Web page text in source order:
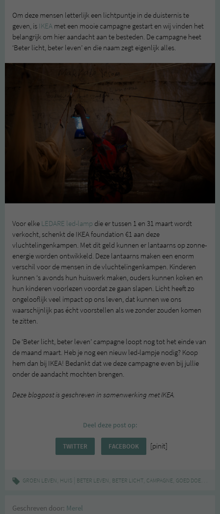
Om deze mensen letterlijk een lichtpuntje in de duisternis te
geven, is IKEA met een mooie campagne gestart en wij vinden het
belangrijk om hier aandacht aan te besteden. De campagne heet
‘Beter licht, beter leven’ en die naam zegt eigenlijk alles.
Voor elke LEDARE led-lamp die er tussen 1 en 31 maart wordt
verkocht, schenkt de IKEA foundation €1 aan deze
vluchtelingenkampen. Met dit geld kunnen er lantaarns op zonne-
energie worden ontwikkeld. Deze lantaarns maken een enorm
verschil voor de mensen in de vluchtelingenkampen. Kinderen
kunnen ‘s avonds hun huiswerk maken, ouders kunnen koken en
hun kinderen voorlezen voordat ze gaan slapen. Licht heeft zo
ongelooflijk veel impact op ons leven, dat kunnen we ons
waarschijnlijk pas écht voorstellen als we zonder zouden komen
te zitten.
De ‘Beter licht, beter leven’ campagne loopt nog tot het einde van
de maand maart. Heb je nog een nieuw led-lampje nodig? Koop
hem dan bij IKEA! Bedankt dat we deze campagne even bij jullie
onder de aandacht mochten brengen.
Deze blogpost is geschreven in samenwerking met IKEA.
Deel deze post op:
TWITTER FACEBOOK [pinit]
GROEN LEVEN, HUIS BETER LEVEN, BETER LICHT, CAMPAGNE, GOED DOEL IKEA
Geschreven door: Merel